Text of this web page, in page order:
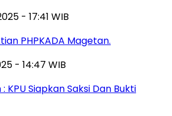
- 17:41 WIB
PHPKADA Magetan.
- 14:47 WIB
KPU Siapkan Saksi Dan Bukti